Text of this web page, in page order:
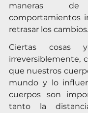
maneras de
comportamientos
retrasar los cambios.
Ciertas cosas
irreversiblemente,
que nuestros
mundo y lo
cuerpos son
tanto la